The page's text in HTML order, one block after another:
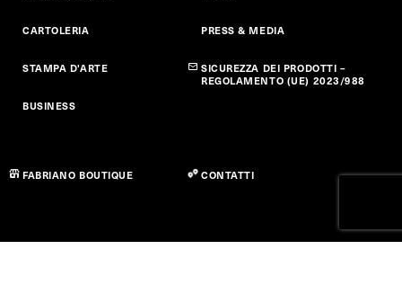
CARTOLERIA
STAMPA D'ARTE
BUSINESS
PRESS & MEDIA
SICUREZZA DEI PRODOTTI –
REGOLAMENTO (UE) 2023/988
FABRIANO BOUTIQUE CONTATTI